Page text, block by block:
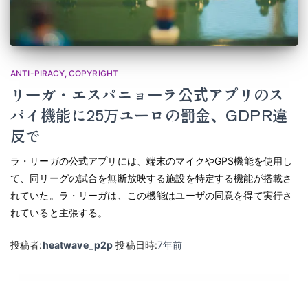
ANTI-PIRACY COPYRIGHT
リーガ・エスパニョーラ公式アプリのス
パイ機能に25万ユーロの罰金、GDPR違
反で
ラ・リーガの公式アプリには、端末のマイクやGPS機能を使用し
て、同リーグの試合を無断放映する施設を特定する機能が搭載さ
れていた。ラ・リーガは、この機能はユーザの同意を得て実行さ
れていると主張する。
投稿者:heatwave_p2p 投稿日時:7年前